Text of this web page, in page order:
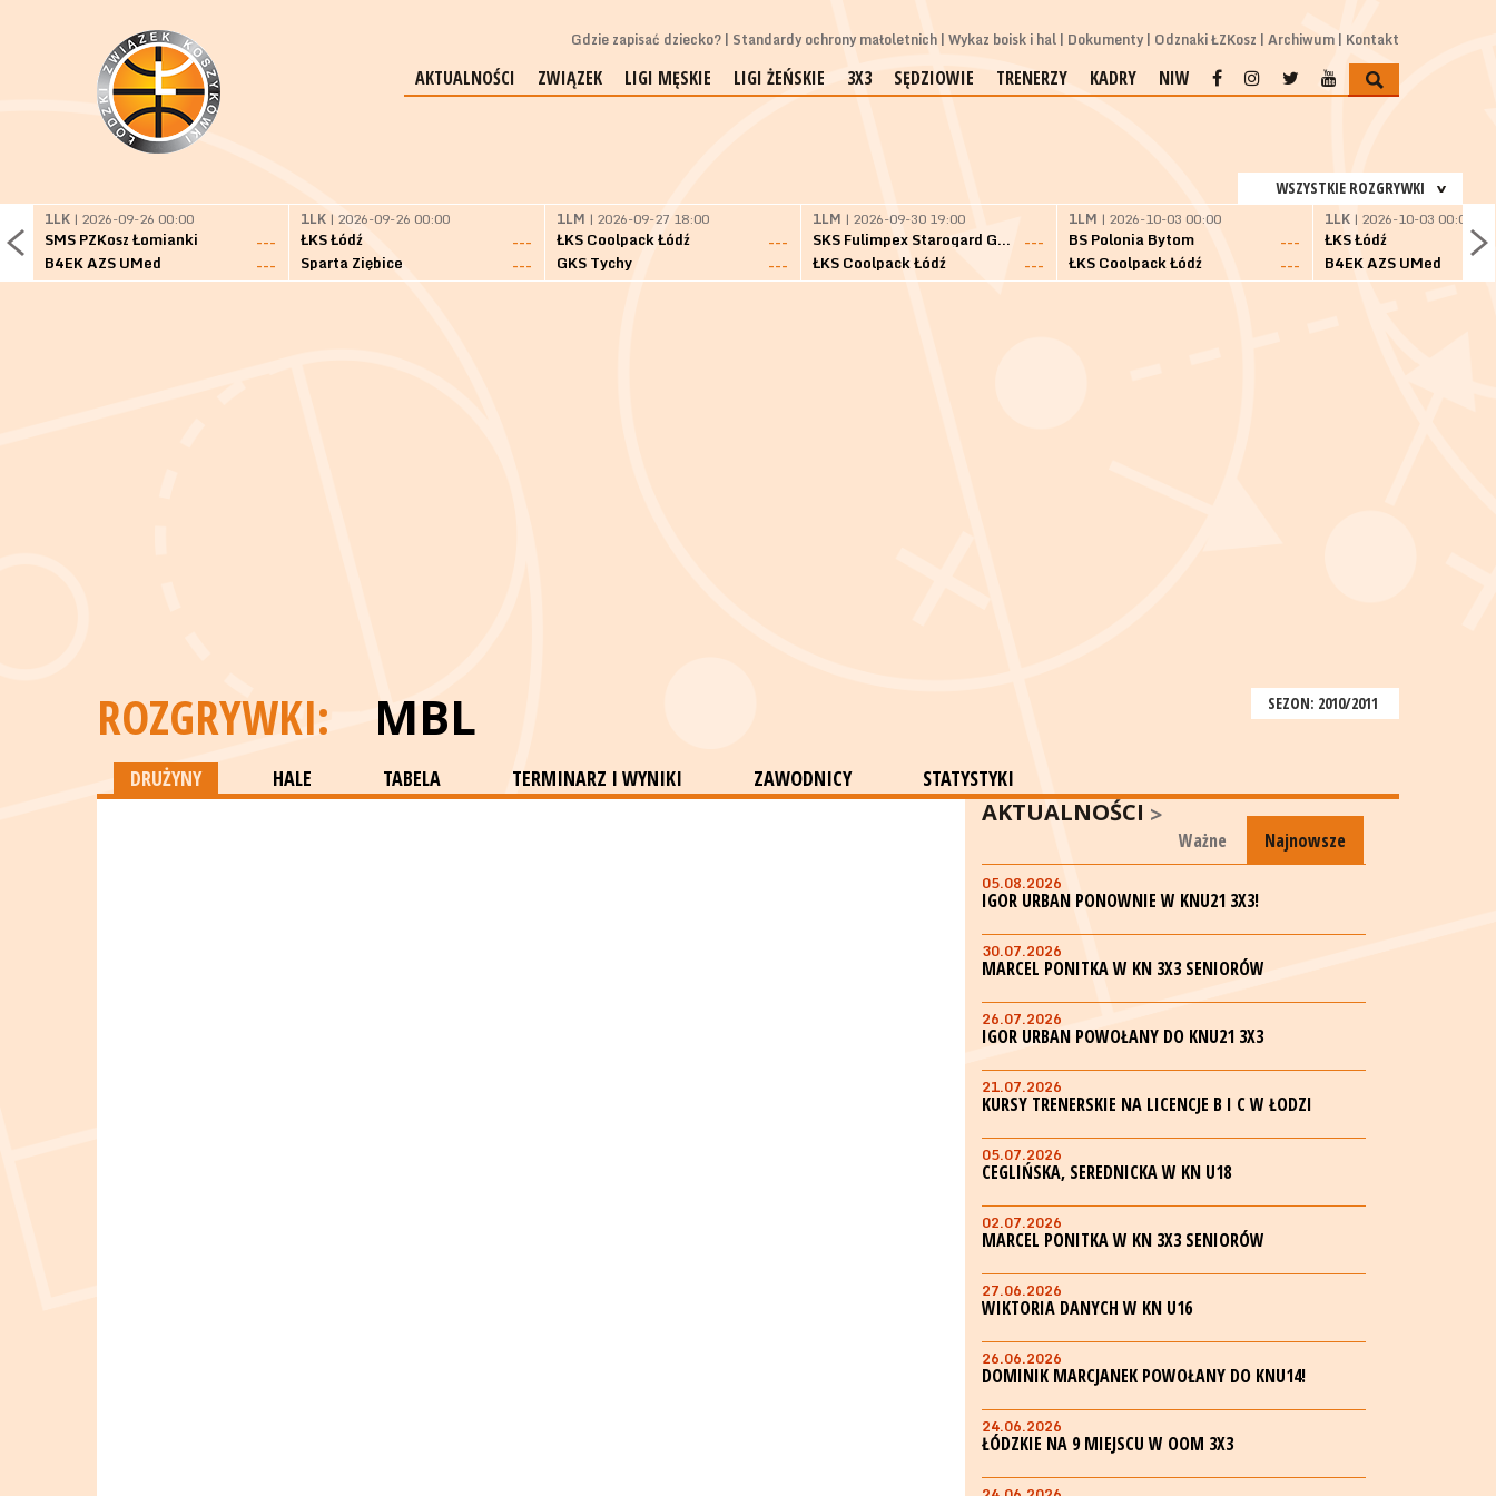
Gdzie zapisać dziecko? Standardy ochrony małoletnich Wykaz boisk i hal Dokumenty Odznaki ŁZKosz Archiwum Kontakt
AKTUALNOŚCI ZWIĄZEK LIGI MĘSKIE LIGI ŻEŃSKIE 3X3 SĘDZIOWIE TRENERZY KADRY NIW
WSZYSTKIE ROZGRYWKI
1LK | 2026-09-26 00:00
SMS PZKosz Łomianki
---
B4EK AZS UMed
---
1LK | 2026-09-26 00:00
ŁKS Łódź
---
Sparta Ziębice
---
1LM | 2026-09-27 18:00
ŁKS Coolpack Łódź
---
GKS Tychy
---
1LM | 2026-09-30 19:00
SKS Fulimpex Starogard Gdański
---
ŁKS Coolpack Łódź
---
1LM | 2026-10-03 00:00
BS Polonia Bytom
---
ŁKS Coolpack Łódź
---
1LK | 2026-10-03 00:00
ŁKS Łódź
B4EK AZS UMed
SEZON: 2010/2011
ROZGRYWKI: MBL
DRUŻYNY HALE TABELA TERMINARZ I WYNIKI ZAWODNICY STATYSTYKI
AKTUALNOŚCI
Najnowsze
Ważne
05.08.2026
IGOR URBAN PONOWNIE W KNU21 3X3!
30.07.2026
MARCEL PONITKA W KN 3X3 SENIORÓW
26.07.2026
IGOR URBAN POWOŁANY DO KNU21 3X3
21.07.2026
KURSY TRENERSKIE NA LICENCJE B I C W ŁODZI
05.07.2026
CEGLIŃSKA, SEREDNICKA W KN U18
02.07.2026
MARCEL PONITKA W KN 3X3 SENIORÓW
27.06.2026
WIKTORIA DANYCH W KN U16
26.06.2026
DOMINIK MARCJANEK POWOŁANY DO KNU14!
24.06.2026
ŁÓDZKIE NA 9 MIEJSCU W OOM 3X3